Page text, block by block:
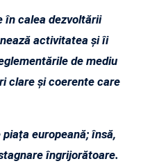
în calea dezvoltării
activitatea și îi
de mediu
clare și coerente care
europeană; însă,
îngrijorătoare.